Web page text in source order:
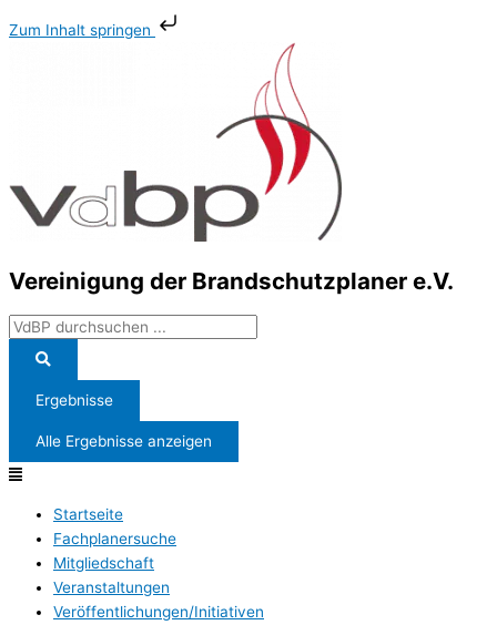
Zum Inhalt springen
Inhalt
Vereinigung der Brandschutzplaner e.V.
...
Ergebnisse
Alle Ergebnisse anzeigen
Menu
Startseite
Fachplanersuche
Mitgliedschaft
Veranstaltungen
Veröffentlichungen/Initiativen